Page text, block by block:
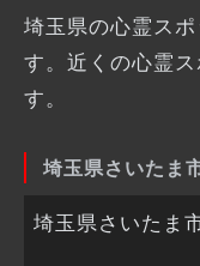
埼玉県の心霊ス
す。近くの心霊
す。
埼玉県さいたま
埼玉県さいたま